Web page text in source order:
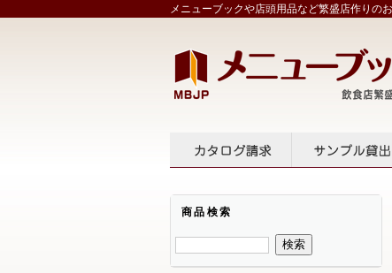
メニューブックや店頭用品など繁盛店作り
商品検索